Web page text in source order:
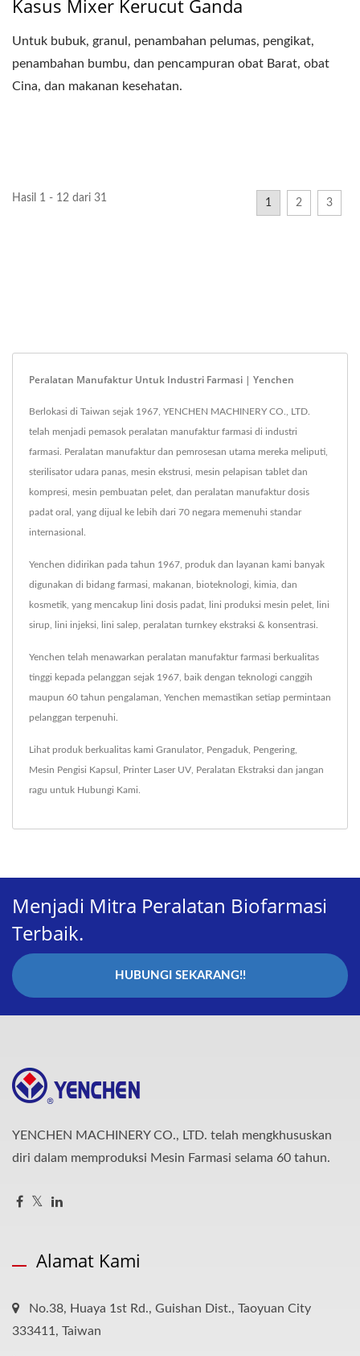
Kasus Mixer Kerucut Ganda
Untuk bubuk, granul, penambahan pelumas, pengikat,
penambahan bumbu, dan pencampuran obat Barat, obat
Cina, dan makanan kesehatan.
Hasil 1 - 12 dari 31 1 2 3
Peralatan Manufaktur Untuk Industri Farmasi | Yenchen
Berlokasi di Taiwan sejak 1967, YENCHEN MACHINERY CO., LTD.
telah menjadi pemasok peralatan manufaktur farmasi di industri
farmasi. Peralatan manufaktur dan pemrosesan utama mereka meliputi,
sterilisator udara panas, mesin ekstrusi, mesin pelapisan tablet dan
kompresi, mesin pembuatan pelet, dan peralatan manufaktur dosis
padat oral, yang dijual ke lebih dari 70 negara memenuhi standar
internasional.
Yenchen didirikan pada tahun 1967, produk dan layanan kami banyak
digunakan di bidang farmasi, makanan, bioteknologi, kimia, dan
kosmetik, yang mencakup lini dosis padat, lini produksi mesin pelet, lini
sirup, lini injeksi, lini salep, peralatan turnkey ekstraksi & konsentrasi.
Yenchen telah menawarkan peralatan manufaktur farmasi berkualitas
tinggi kepada pelanggan sejak 1967, baik dengan teknologi canggih
maupun 60 tahun pengalaman, Yenchen memastikan setiap permintaan
pelanggan terpenuhi.
Lihat produk berkualitas kami Granulator, Pengaduk Pengering
Mesin Pengisi Kapsul Printer Laser UV Peralatan Ekstraksi dan jangan
ragu untuk Hubungi Kami
Menjadi Mitra Peralatan Biofarmasi
Terbaik.
HUBUNGI SEKARANG!!
YENCHEN MACHINERY CO., LTD. telah mengkhususkan
diri dalam memproduksi Mesin Farmasi selama 60 tahun.
Alamat Kami
No.38, Huaya 1st Rd., Guishan Dist., Taoyuan City
333411, Taiwan